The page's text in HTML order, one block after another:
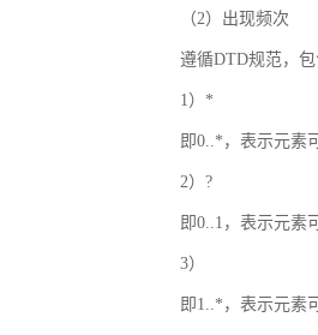
（2）出现频次
遵循DTD规范，
1）*
即0..*，表示元素
2）?
即0..1，表示元素
3）
即1..*，表示元素